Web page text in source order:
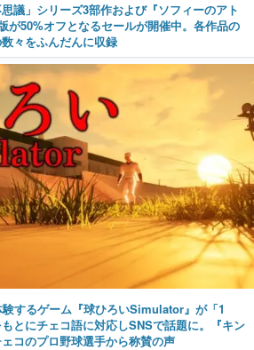
議」シリーズ3部作および『ソフィーのアト
が50%オフとなるセールが開催中。各作品の
々をふんだんに収録
するゲーム『球ひろいSimulator』が「1
とにチェコ語に対応しSNSで話題に。『キン
コのプロ野球選手から称賛の声